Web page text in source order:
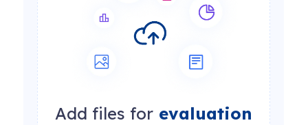
Add files for evaluation